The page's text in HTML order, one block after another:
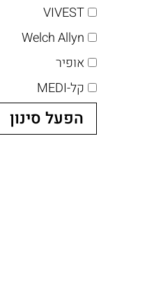
VIVEST
Welch Allyn
אופיר
קל-MEDI